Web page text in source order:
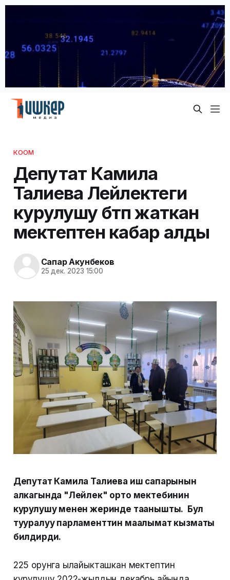
КООМ
Депутат Камила
Талиева Лейлектеги
курулушу бүтүп жаткан
мектептен кабар алды
Сапар Акунбеков
25 дек. 2023 15:00
Депутат Камила Талиева иш сапарынын
алкагында "Лейлек" орто мектебинин
курулушу менен жеринде таанышты. Бул
тууралуу парламенттин маалымат кызматы
билдирди.
225 орунга ылайыкташкан мектептин